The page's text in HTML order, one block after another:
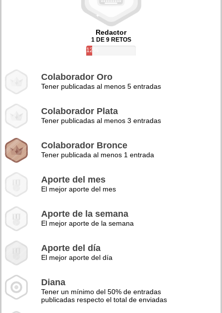
Redactor
1 DE 9 RETOS
12%
Colaborador Oro
Tener publicadas al menos 5 entradas
Colaborador Plata
Tener publicadas al menos 3 entradas
Colaborador Bronce
Tener publicada al menos 1 entrada
Aporte del mes
El mejor aporte del mes
Aporte de la semana
El mejor aporte de la semana
Aporte del día
El mejor aporte del día
Diana
Tener un mínimo del 50% de entradas
publicadas respecto el total de enviadas